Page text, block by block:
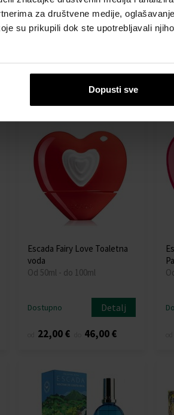
za društvene medije,
su prikupili dok ste upotrebljavali
Dopusti sve
Escada Sentiment Toaletna
voda
75ml - Toaletne vode - Žene
Dostupno Detalj
Escada Fairy Love Toaletna
voda
Od 50ml - do 100ml
Dostupno Detalj
22,00 € 46,00 €